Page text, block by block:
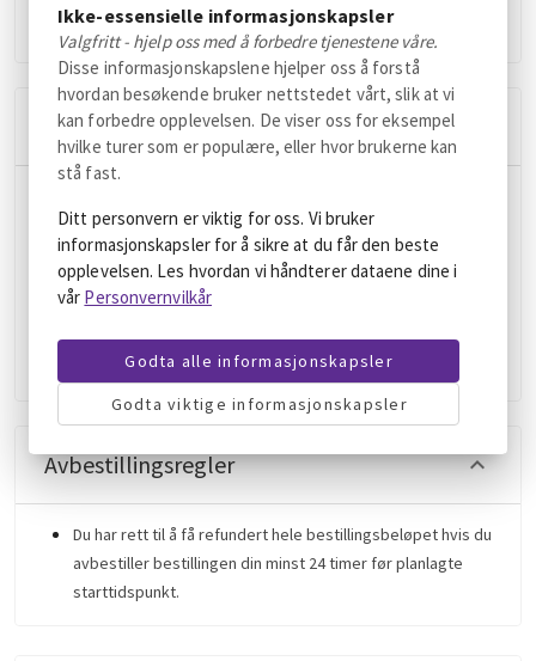
sko, solbriller, og førerkort.
Inkluderer
Henting og avlevering i Alta
Varme termodrakter, hansker og støvler
Hjelmer
Kaffe, te og snacks
Varm lunsj (Bidos)
Isfiskeutstyr
Avbestillingsregler
Du har rett til å få refundert hele bestillingsbeløpet hvis du
avbestiller bestillingen din minst 24 timer før planlagte
starttidspunkt.
Ikke-essensielle informasjonskapsler
Valgfritt - hjelp oss med å forbedre tjenestene våre.
Disse informasjonskapslene hjelper oss å forstå
hvordan besøkende bruker nettstedet vårt, slik at vi
kan forbedre opplevelsen. De viser oss for eksempel
hvilke turer som er populære, eller hvor brukerne kan
stå fast.
Ditt personvern er viktig for oss. Vi bruker
informasjonskapsler for å sikre at du får den beste
opplevelsen. Les hvordan vi håndterer dataene dine i
vår Personvernvilkår
Godta alle informasjonskapsler
Godta viktige informasjonskapsler